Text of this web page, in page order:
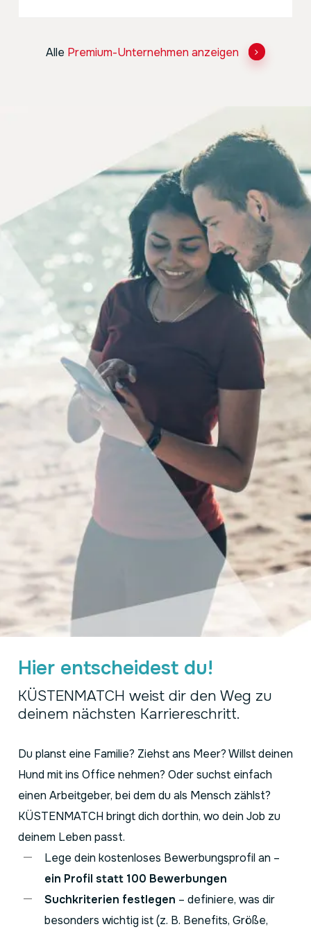
Alle Premium-Unternehmen anzeigen
Hier entscheidest du!
KÜSTENMATCH weist dir den Weg zu
deinem nächsten Karriereschritt.
Du planst eine Familie? Ziehst ans Meer? Willst deinen
Hund mit ins Office nehmen? Oder suchst einfach
einen Arbeitgeber, bei dem du als Mensch zählst?
KÜSTENMATCH bringt dich dorthin, wo dein Job zu
deinem Leben passt.
Lege dein kostenloses Bewerbungsprofil an –
ein Profil statt 100 Bewerbungen
Suchkriterien festlegen – definiere, was dir
besonders wichtig ist (z. B. Benefits, Größe,